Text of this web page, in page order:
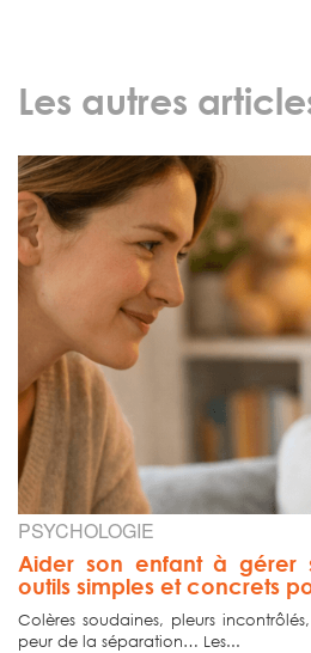
Les autres
PSYCHOLOGIE
Aider son enfant à gérer
outils simples et concrets
Colères soudaines, pleurs
peur de la séparation… Les...